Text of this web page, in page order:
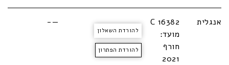
אנגלית
C 16382
מועד:
חורף
2021
להורדת השאלון
להורדת הפתרון
—-